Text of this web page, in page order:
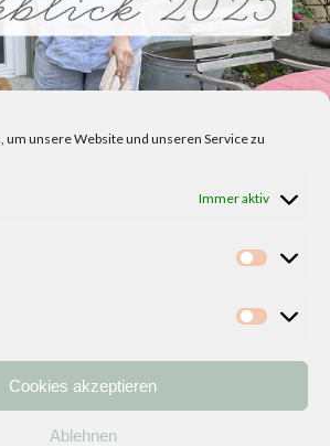
unsere Website und unseren Service zu
Immer aktiv
Cookies akzeptieren
Ablehnen
Kontakt